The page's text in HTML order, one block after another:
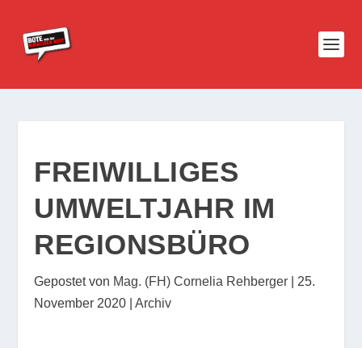
FREIWILLIGES
UMWELTJAHR IM
REGIONSBÜRO
Gepostet von Mag. (FH) Cornelia Rehberger
25.
November 2020 |Archiv